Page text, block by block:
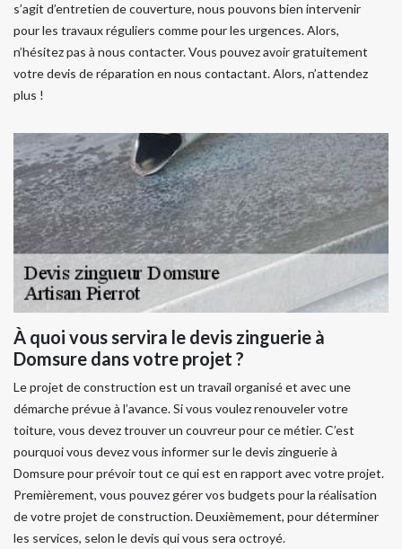
s’agit d’entretien de couverture, nous pouvons bien intervenir
pour les travaux réguliers comme pour les urgences. Alors,
n’hésitez pas à nous contacter. Vous pouvez avoir gratuitement
votre devis de réparation en nous contactant. Alors, n’attendez
plus !
À quoi vous servira le devis zinguerie à
Domsure dans votre projet ?
Le projet de construction est un travail organisé et avec une
démarche prévue à l’avance. Si vous voulez renouveler votre
toiture, vous devez trouver un couvreur pour ce métier. C’est
pourquoi vous devez vous informer sur le devis zinguerie à
Domsure pour prévoir tout ce qui est en rapport avec votre projet.
Premièrement, vous pouvez gérer vos budgets pour la réalisation
de votre projet de construction. Deuxièmement, pour déterminer
les services, selon le devis qui vous sera octroyé.